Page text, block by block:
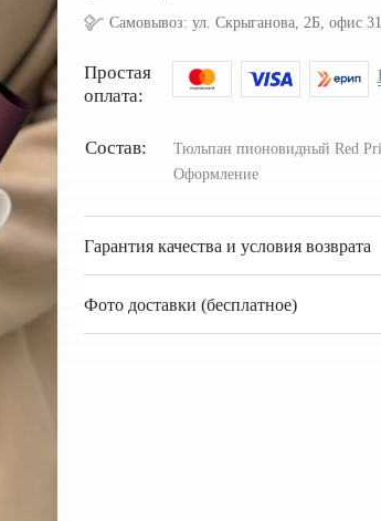
Самовывоз: ул. Скрыганова, 2Б, офис
Простая
оплата:
Состав: Тюльпан пионовидный Red
Оформление
Гарантия качества и условия возврата
Фото доставки (бесплатное)